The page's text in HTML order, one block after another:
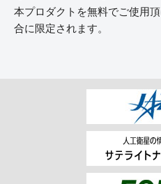
本プロダクトを無料でご使用
合に限定されます。